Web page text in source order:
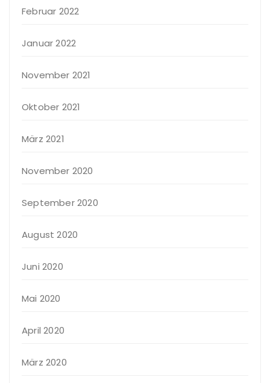
Februar 2022
Januar 2022
November 2021
Oktober 2021
März 2021
November 2020
September 2020
August 2020
Juni 2020
Mai 2020
April 2020
März 2020